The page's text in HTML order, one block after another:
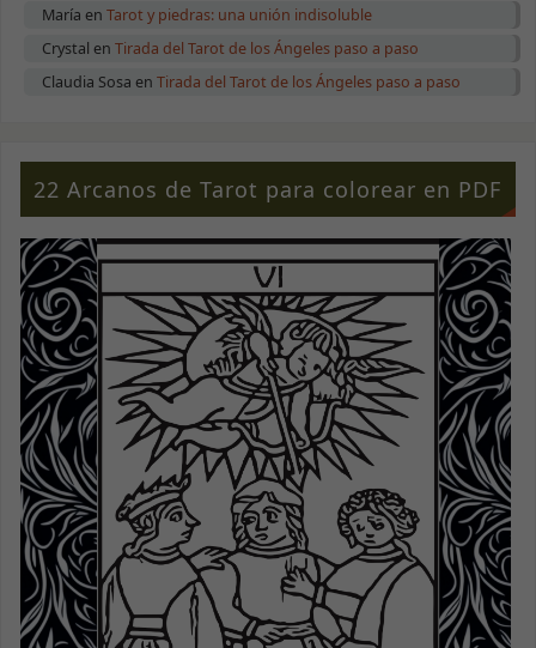
María enTarot y piedras: una unión indisoluble
Crystal enTirada del Tarot de los Ángeles paso a paso
Claudia Sosa enTirada del Tarot de los Ángeles paso a paso
22 Arcanos de Tarot para colorear en PDF